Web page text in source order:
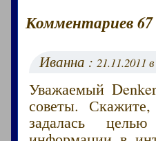
Комментариев 67
Иванна :21.11.2011
Уважаемый
советы.
задалась